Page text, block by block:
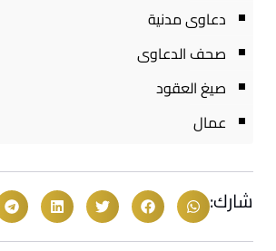
دعاوى مدنية
صحف الدعاوى
صيغ العقود
عمال
شارك: